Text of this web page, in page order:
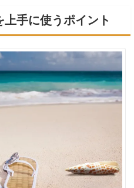
上手に使うポイント